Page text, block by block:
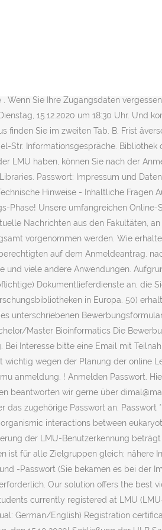
ist die Anzeige der Abholzeit und
Wenn Sie Ihre Zugangsdaten
15.12.2020 um 18:30 Uhr. Und
Sie im zweiten Tab. B. Frist
Str. Informationsgespräche. Bibliothek
LMU haben, können Sie nach der
Passwort: Impressum und
Hinweise - Inhaltliche Fragen
Phase! Unsere umfangreichen Online-
Nachrichten aus den Fakultäten,
vorgenommen werden. Wie
auf dem Anmeldeantrag. nach
und viele andere Anwendungen.
Dokumentlieferdienste an, die
in Europa. 50)
unterschriebenen
Master Bioinformatics Die
Bei Interesse bitte eine Email mit
wichtig wegen der Planung der online
anmeldung. ! Anmelden Passwort.
beantworten wir gerne über
zugehörige Passwort an. Passwort
interactions between
der LMU-Benutzerkennung
ist für alle Zielgruppen gleich; nähere
-Passwort (Sie bekamen es bei der
Our solution offers the best
currently registered at LMU
German/English) Registration